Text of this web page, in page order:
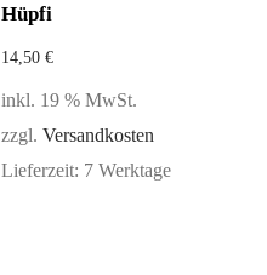
Hüpfi
14,50€
inkl. 19 % MwSt.
zzgl.Versandkosten
Lieferzeit: 7 Werktage